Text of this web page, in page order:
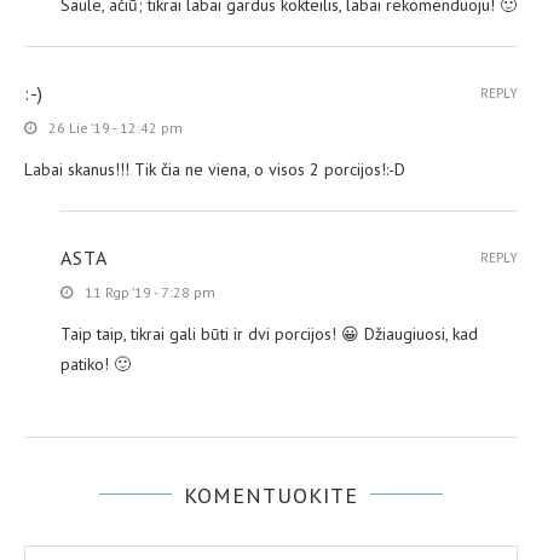
:-)
26 Lie ’19 - 12:42 pm
Labai skanus!!! Tik čia ne viena, o visos 2 porcijos!:-D
REPLY
ASTA
11 Rgp ’19 - 7:28 pm
Taip taip, tikrai gali būti ir dvi porcijos! 😀 Džiaugiuosi, kad
patiko! 🙂
REPLY
KOMENTUOKITE